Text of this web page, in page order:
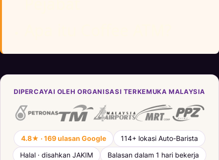
DIPERCAYAI OLEH ORGANISASI TERKEMUKA MALAYSIA
4.8★ · 169 ulasan Google
114+ lokasi Auto-Barista
Halal · disahkan JAKIM
Balasan dalam 1 hari bekerja